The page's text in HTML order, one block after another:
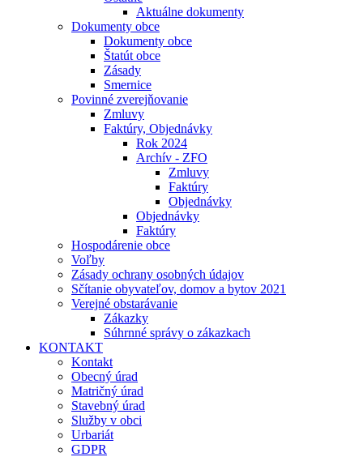
Aktuálne dokumenty
Dokumenty obce
Dokumenty obce
Štatút obce
Zásady
Smernice
Povinné zverejňovanie
Zmluvy
Faktúry, Objednávky
Rok 2024
Archív - ZFO
Zmluvy
Faktúry
Objednávky
Objednávky
Faktúry
Hospodárenie obce
Voľby
Zásady ochrany osobných údajov
Sčítanie obyvateľov, domov a bytov 2021
Verejné obstarávanie
Zákazky
Súhrnné správy o zákazkach
KONTAKT
Kontakt
Obecný úrad
Matričný úrad
Stavebný úrad
Služby v obci
Urbariát
GDPR